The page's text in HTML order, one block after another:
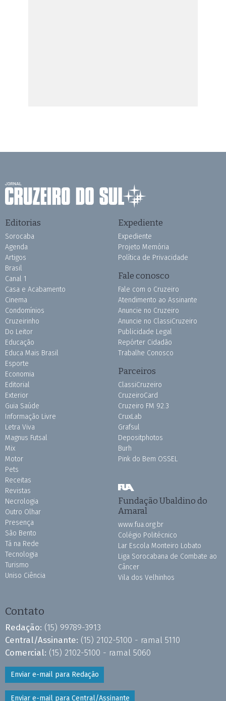
Editorias
Sorocaba
Agenda
Artigos
Brasil
Canal 1
Casa e Acabamento
Cinema
Condomínios
Cruzeirinho
Do Leitor
Educação
Educa Mais Brasil
Esporte
Economia
Editorial
Exterior
Guia Saúde
Informação Livre
Letra Viva
Magnus Futsal
Mix
Motor
Pets
Receitas
Revistas
Necrologia
Outro Olhar
Presença
São Bento
Tá na Rede
Tecnologia
Turismo
Uniso Ciência
Expediente
Expediente
Projeto Memória
Política de Privacidade
Fale conosco
Fale com o Cruzeiro
Atendimento ao Assinante
Anuncie no Cruzeiro
Anuncie no ClassiCruzeiro
Publicidade Legal
Repórter Cidadão
Trabalhe Conosco
Parceiros
ClassiCruzeiro
CruzeiroCard
Cruzeiro FM 92.3
CruxLab
Grafsul
Depositphotos
Burh
Pink do Bem OSSEL
Fundação Ubaldino do
Amaral
www.fua.org.br
Colégio Politécnico
Lar Escola Monteiro Lobato
Liga Sorocabana de Combate ao
Câncer
Vila dos Velhinhos
Contato
Redação: (15) 99789-3913
Central/Assinante: (15) 2102-5100 - ramal 5110
Comercial: (15) 2102-5100 - ramal 5060
Enviar e-mail para Redação
Enviar e-mail para Central/Assinante